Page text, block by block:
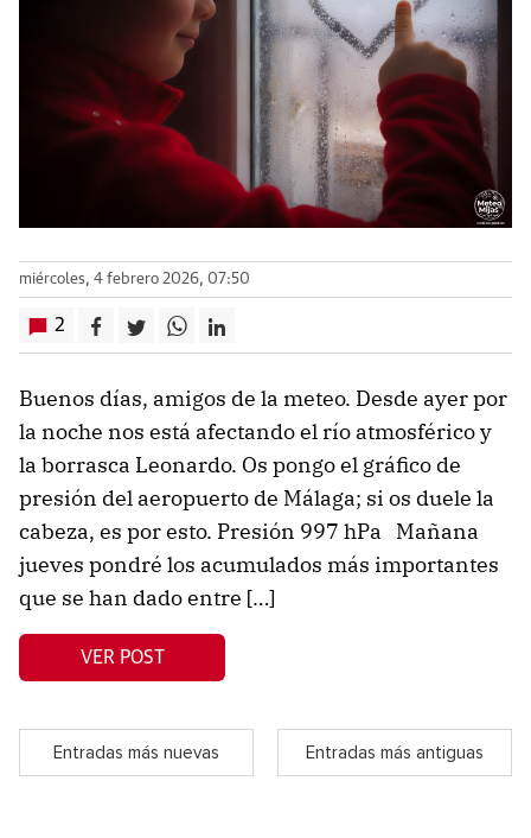
miércoles, 4 febrero 2026, 07:50
2
Buenos días, amigos de la meteo. Desde ayer por
la noche nos está afectando el río atmosférico y
la borrasca Leonardo. Os pongo el gráfico de
presión del aeropuerto de Málaga; si os duele la
cabeza, es por esto. Presión 997 hPa Mañana
jueves pondré los acumulados más importantes
que se han dado entre […]
VER POST
Entradas más nuevas Entradas más antiguas